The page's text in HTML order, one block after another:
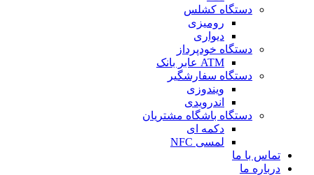
دستگاه کشلس
رومیزی
دیواری
دستگاه خودپرداز
ATM عابر بانک
دستگاه سفارشگیر
ویندوزی
اندرویدی
دستگاه باشگاه مشتریان
دکمه ای
لمسی NFC
تماس با ما
درباره ما